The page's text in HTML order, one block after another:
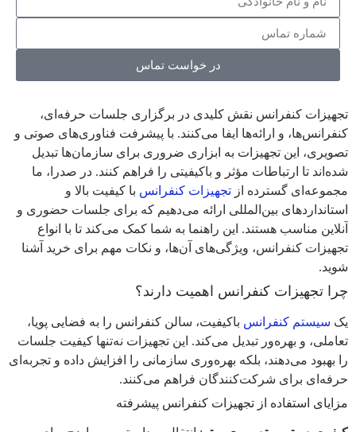
در خواست تماس
تجهیزات کنفرانس نقش کلیدی در برگزاری جلسات حرفه‌ای،
کنفرانس‌ها، و ارائه‌ها ایفا می‌کنند. با پیشرفت فناوری‌های صوتی و
تصویری، این تجهیزات به ابزاری ضروری برای سازمان‌ها تبدیل
شده‌اند تا ارتباطات مؤثر و باکیفیتی را فراهم کنند. در صدرا، ما
مجموعه‌ای گسترده از تجهیزات کنفرانس با کیفیت بالا و
استانداردهای بین‌المللی ارائه می‌دهیم که برای جلسات حضوری و
آنلاین مناسب هستند. این راهنما به شما کمک می‌کند تا با انواع
تجهیزات کنفرانس، ویژگی‌های آن‌ها، و نکات مهم برای خرید آشنا
شوید.
چرا تجهیزات کنفرانس اهمیت دارند؟
یک سیستم کنفرانس باکیفیت، سالن کنفرانس را به فضایی پویا،
تعاملی، و بهره‌ور تبدیل می‌کند. این تجهیزات نه‌تنها کیفیت جلسات
را بهبود می‌دهند، بلکه بهره‌وری سازمانی را افزایش داده و تجربه‌ای
حرفه‌ای برای شرکت‌کنندگان فراهم می‌کنند.
مزایای استفاده از تجهیزات کنفرانس پیشرفته